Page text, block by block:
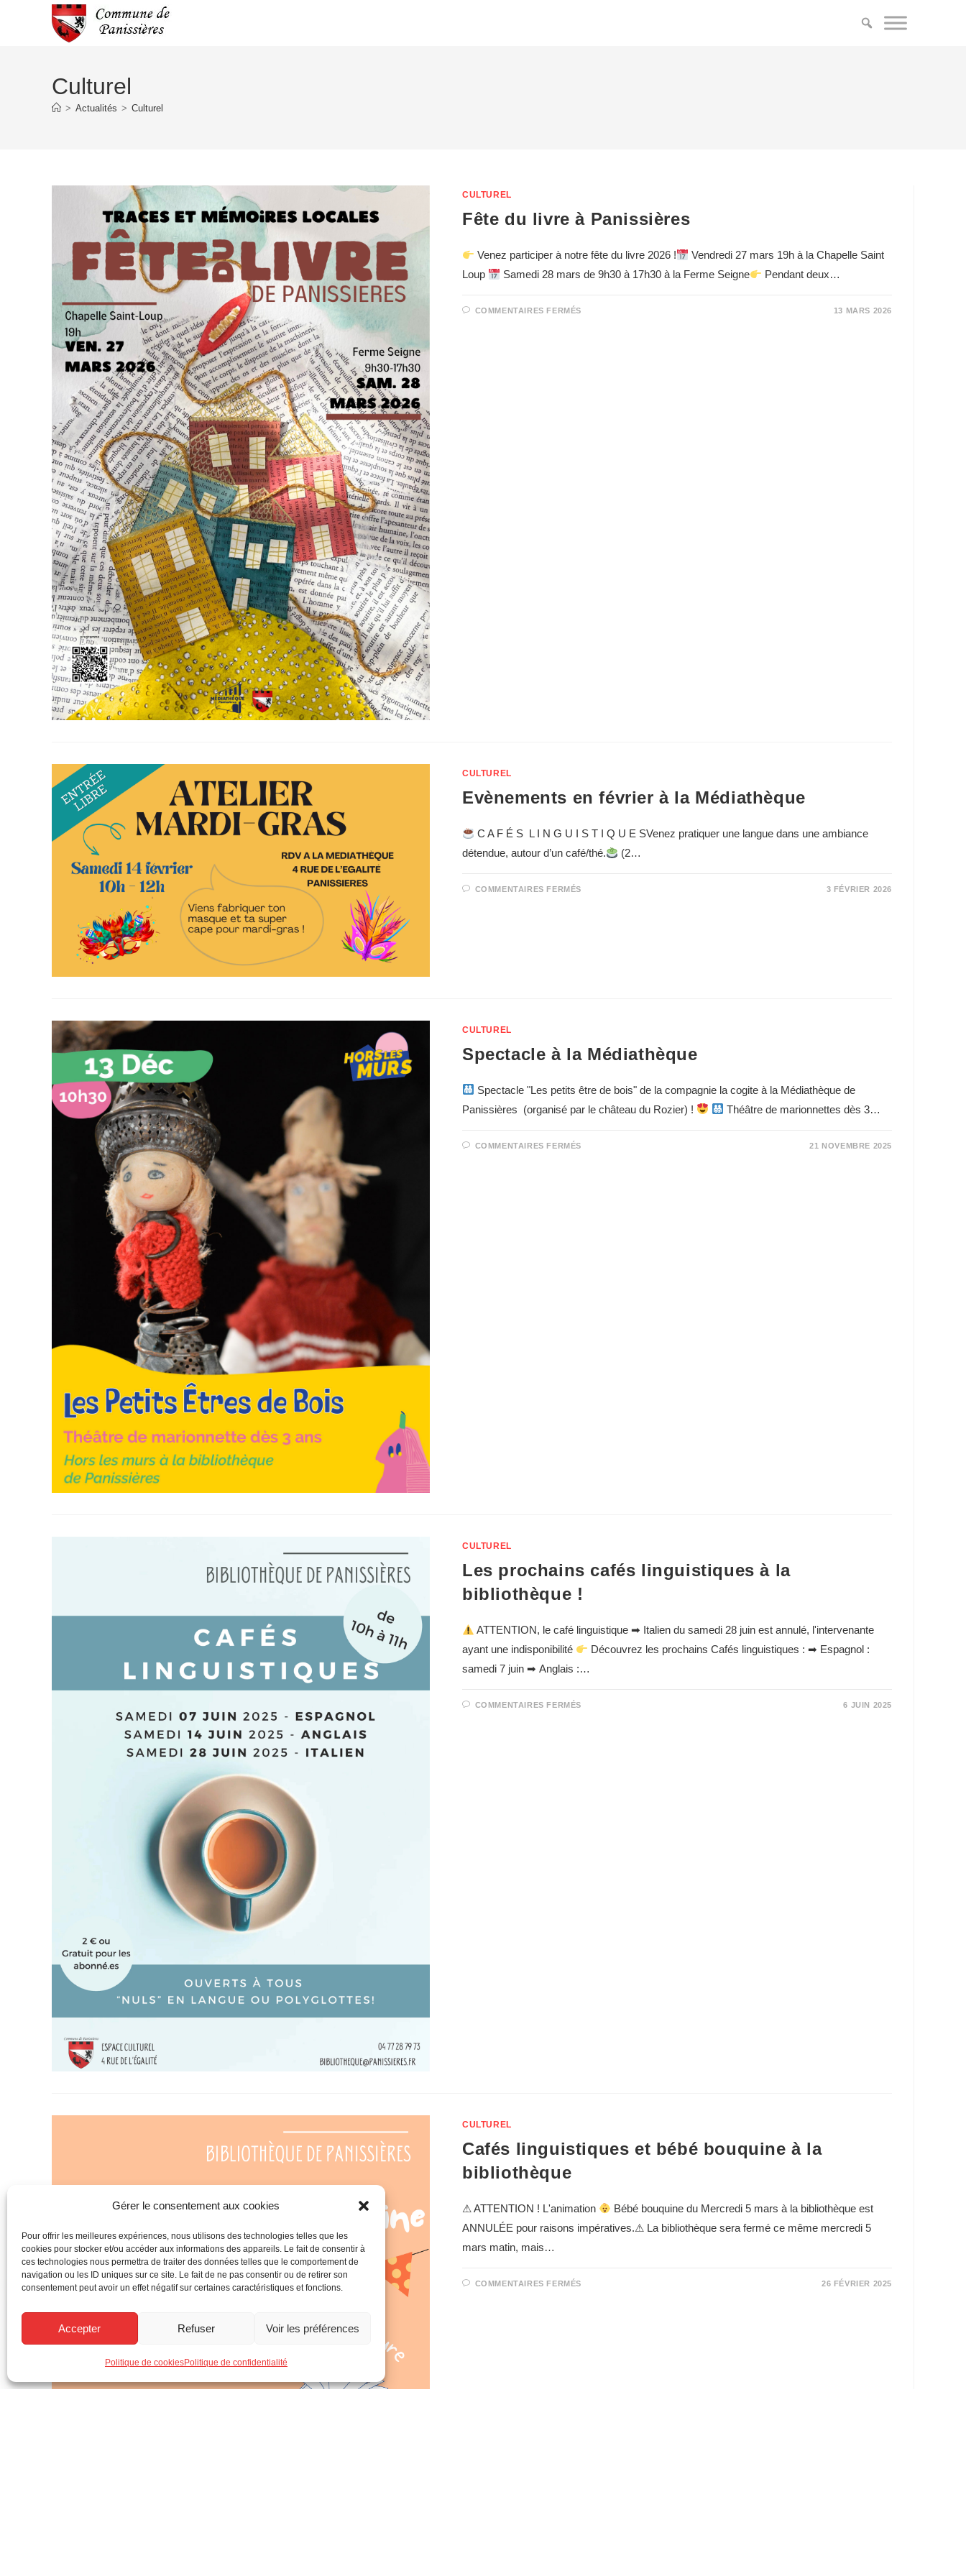
Gérer le consentement aux cookies
Pour offrir les meilleures expériences, nous utilisons des technologies telles que les
cookies pour stocker et/ou accéder aux informations des appareils. Le fait de consentir à
ces technologies nous permettra de traiter des données telles que le comportement de
navigation ou les ID uniques sur ce site. Le fait de ne pas consentir ou de retirer son
consentement peut avoir un effet négatif sur certaines caractéristiques et fonctions.
Accepter Refuser Voir les préférences
Politique de cookiesPolitique de confidentialité
Culturel
> Actualités > Culturel
CULTUREL
Fête du livre à Panissières
Venez participer à notre fête du livre 2026 !
Vendredi 27 mars 19h à la Chapelle Saint
Loup
Samedi 28 mars de 9h30 à 17h30 à la Ferme Seigne Pendant deux…
COMMENTAIRES FERMÉS 13 MARS 2026
CULTUREL
Evènements en février à la Médiathèque
C A F É S L I N G U I S T I Q U E SVenez pratiquer une langue dans une ambiance
détendue, autour d’un café/thé.
(2…
COMMENTAIRES FERMÉS 3 FÉVRIER 2026
CULTUREL
Spectacle à la Médiathèque
Spectacle "Les petits être de bois" de la compagnie la cogite à la Médiathèque de
Panissières (organisé par le château du Rozier) !
Théâtre de marionnettes dès 3…
COMMENTAIRES FERMÉS 21 NOVEMBRE 2025
CULTUREL
Les prochains cafés linguistiques à la
bibliothèque !
ATTENTION, le café linguistique ➡ Italien du samedi 28 juin est annulé, l'intervenante
ayant une indisponibilité
Découvrez les prochains Cafés linguistiques : ➡ Espagnol :
samedi 7 juin ➡ Anglais :…
COMMENTAIRES FERMÉS 6 JUIN 2025
CULTUREL
Cafés linguistiques et bébé bouquine à la
bibliothèque
⚠ ATTENTION ! L'animation
Bébé bouquine du Mercredi 5 mars à la bibliothèque est
ANNULÉE pour raisons impératives.⚠ La bibliothèque sera fermé ce même mercredi 5
mars matin, mais…
COMMENTAIRES FERMÉS 26 FÉVRIER 2025